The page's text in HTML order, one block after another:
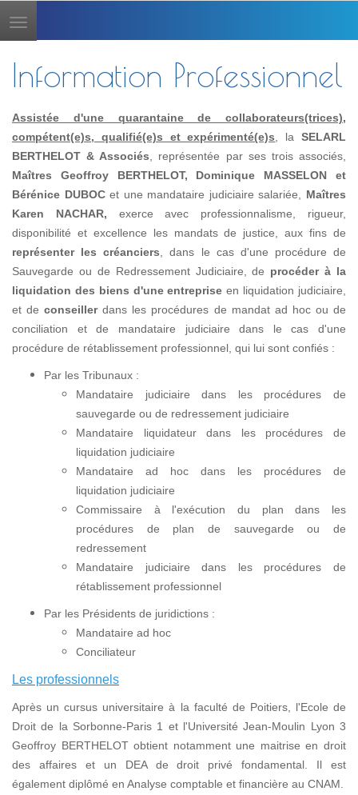
Toggle
navigation
Information Professionnel
Assistée d'une quarantaine de collaborateurs(trices),
compétent(e)s, qualifié(e)s et expérimenté(e)s , laSELARL
BERTHELOT & Associés , représentée par ses trois associés,
Maîtres Geoffroy BERTHELOT, Dominique MASSELON et
Bérénice DUBOCet une mandataire judiciaire salariée, Maîtres
Karen NACHAR, exerce avec professionnalisme, rigueur,
disponibilité et excellence les mandats de justice, aux fins de
représenter les créanciers , dans le cas d'une procédure de
Sauvegarde ou de Redressement Judiciaire, de procéder à la
liquidation des biens d'une entreprise en liquidation judiciaire,
et deconseillerdans les procédures de mandat ad hoc ou de
conciliation et de mandataire judiciaire dans le cas d'une
procédure de rétablissement professionnel, qui lui sont confiés :
Par les Tribunaux :
Mandataire judiciaire dans les procédures de
sauvegarde ou de redressement judiciaire
Mandataire liquidateur dans les procédures de
liquidation judiciaire
Mandataire ad hoc dans les procédures de
liquidation judiciaire
Commissaire à l'exécution du plan dans les
procédures de plan de sauvegarde ou de
redressement
Mandataire judiciaire dans les procédures de
rétablissement professionnel
Par les Présidents de juridictions :
Mandataire ad hoc
Conciliateur
Les professionnels
Après un cursus universitaire à la faculté de Poitiers, l'Ecole de
Droit de la Sorbonne-Paris 1 et l'Université Jean-Moulin Lyon 3
Geoffroy BERTHELOT obtient notamment une maitrise en droit
des affaires et un DEA de droit privé fondamental. Il est
également diplômé en Analyse comptable et financière au CNAM.